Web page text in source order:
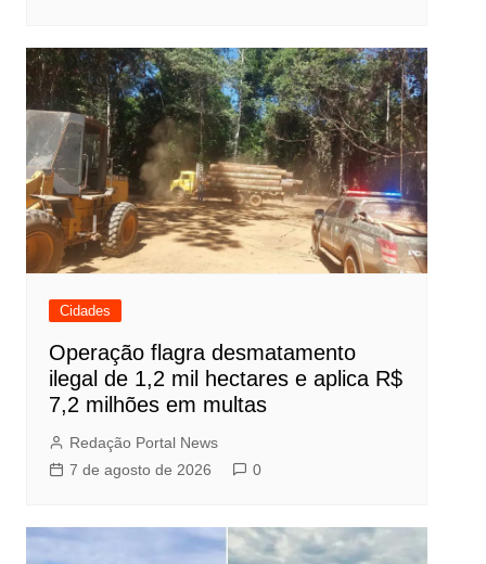
Cidades
Operação flagra desmatamento
ilegal de 1,2 mil hectares e aplica R$
7,2 milhões em multas
Redação Portal News
7 de agosto de 2026
0